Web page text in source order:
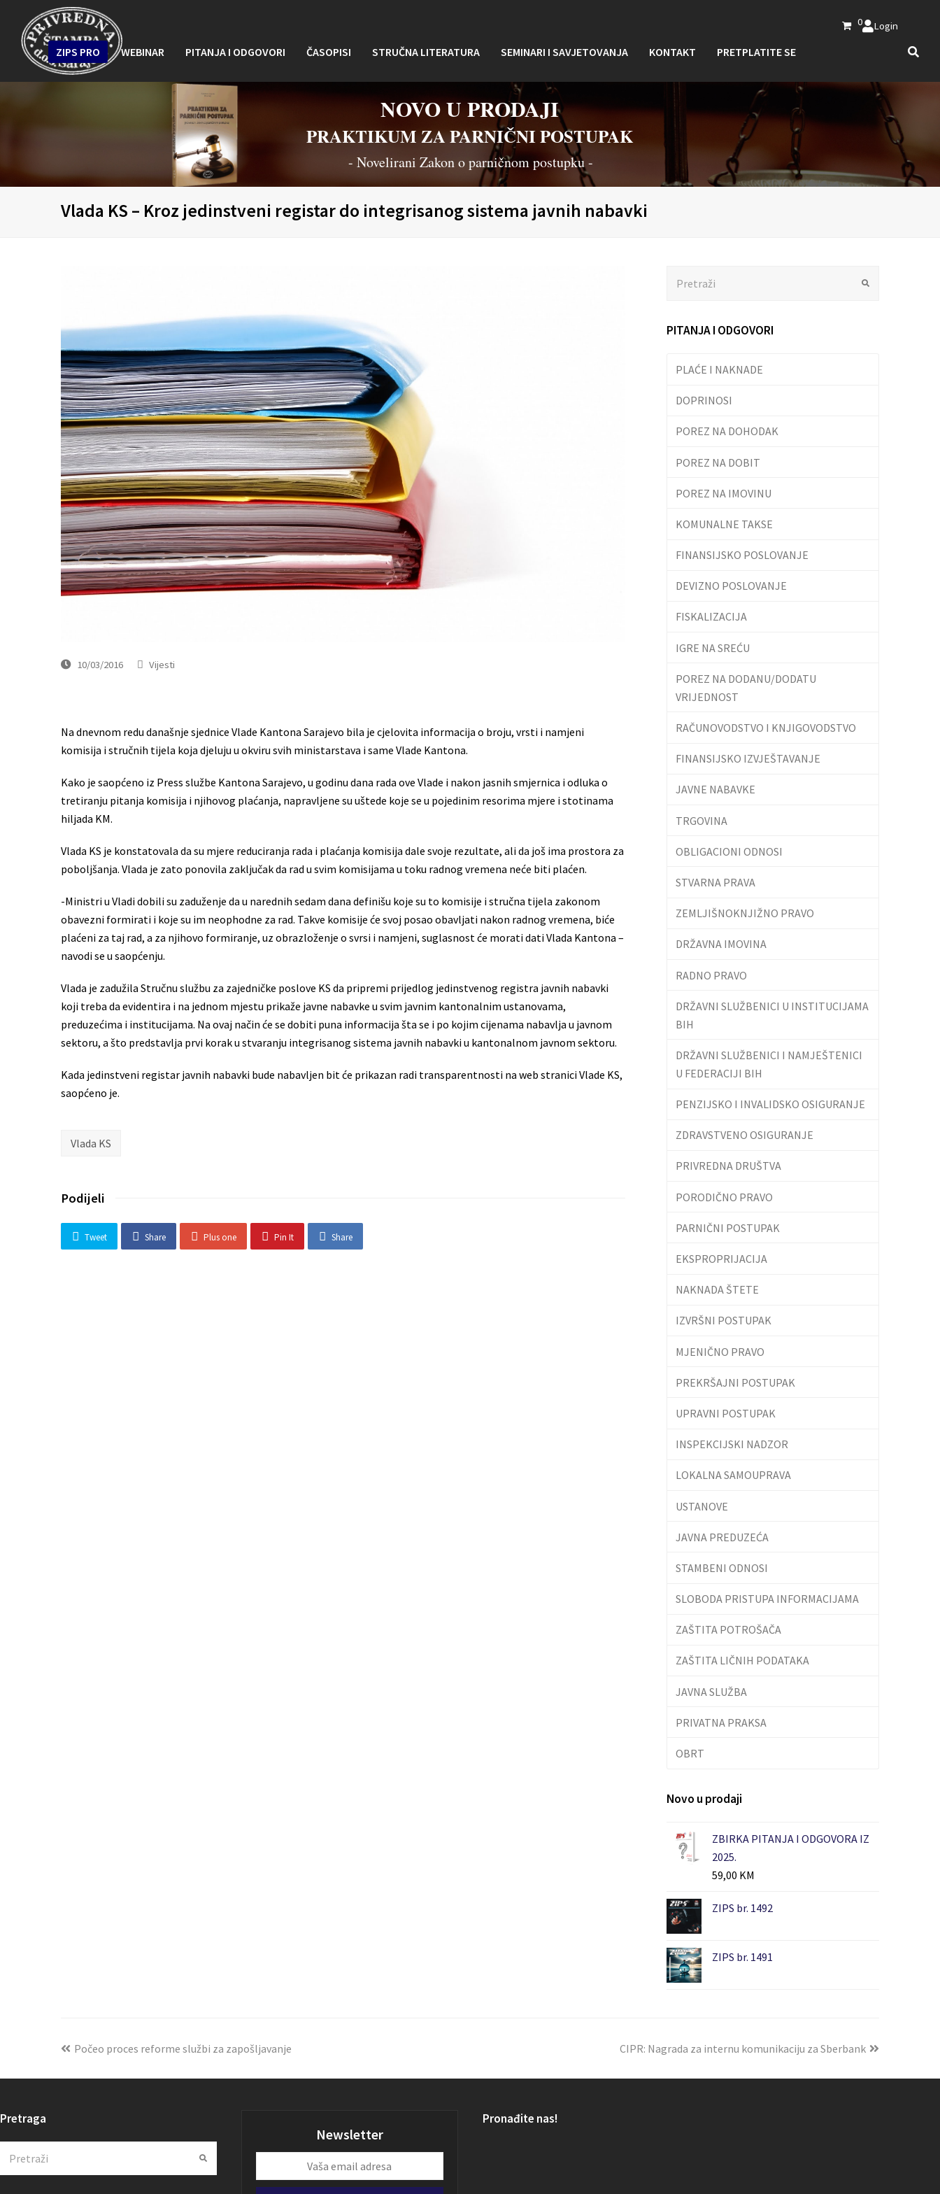
0 Login
ZIPS PRO WEBINAR PITANJA I ODGOVORI ČASOPISI STRUČNA LITERATURA SEMINARI I SAVJETOVANJA KONTAKT PRETPLATITE SE
NOVO U PRODAJI
PRAKTIKUM ZA PARNIČNI POSTUPAK
- Novelirani Zakon o parničnom postupku -
Vlada KS – Kroz jedinstveni registar do integrisanog sistema javnih nabavki
10/03/2016 Vijesti
Na dnevnom redu današnje sjednice Vlade Kantona Sarajevo bila je cjelovita informacija o broju, vrsti i namjeni
komisija i stručnih tijela koja djeluju u okviru svih ministarstava i same Vlade Kantona.
Kako je saopćeno iz Press službe Kantona Sarajevo, u godinu dana rada ove Vlade i nakon jasnih smjernica i odluka o
tretiranju pitanja komisija i njihovog plaćanja, napravljene su uštede koje se u pojedinim resorima mjere i stotinama
hiljada KM.
Vlada KS je konstatovala da su mjere reduciranja rada i plaćanja komisija dale svoje rezultate, ali da još ima prostora za
poboljšanja. Vlada je zato ponovila zaključak da rad u svim komisijama u toku radnog vremena neće biti plaćen.
-Ministri u Vladi dobili su zaduženje da u narednih sedam dana definišu koje su to komisije i stručna tijela zakonom
obavezni formirati i koje su im neophodne za rad. Takve komisije će svoj posao obavljati nakon radnog vremena, biće
plaćeni za taj rad, a za njihovo formiranje, uz obrazloženje o svrsi i namjeni, suglasnost će morati dati Vlada Kantona –
navodi se u saopćenju.
Vlada je zadužila Stručnu službu za zajedničke poslove KS da pripremi prijedlog jedinstvenog registra javnih nabavki
koji treba da evidentira i na jednom mjestu prikaže javne nabavke u svim javnim kantonalnim ustanovama,
preduzećima i institucijama. Na ovaj način će se dobiti puna informacija šta se i po kojim cijenama nabavlja u javnom
sektoru, a što predstavlja prvi korak u stvaranju integrisanog sistema javnih nabavki u kantonalnom javnom sektoru.
Kada jedinstveni registar javnih nabavki bude nabavljen bit će prikazan radi transparentnosti na web stranici Vlade KS,
saopćeno je.
Vlada KS
Podijeli
Tweet Share Plus one Pin It Share
PITANJA I ODGOVORI
PLAĆE I NAKNADE
DOPRINOSI
POREZ NA DOHODAK
POREZ NA DOBIT
POREZ NA IMOVINU
KOMUNALNE TAKSE
FINANSIJSKO POSLOVANJE
DEVIZNO POSLOVANJE
FISKALIZACIJA
IGRE NA SREĆU
POREZ NA DODANU/DODATU
VRIJEDNOST
RAČUNOVODSTVO I KNJIGOVODSTVO
FINANSIJSKO IZVJEŠTAVANJE
JAVNE NABAVKE
TRGOVINA
OBLIGACIONI ODNOSI
STVARNA PRAVA
ZEMLJIŠNOKNJIŽNO PRAVO
DRŽAVNA IMOVINA
RADNO PRAVO
DRŽAVNI SLUŽBENICI U INSTITUCIJAMA
BIH
DRŽAVNI SLUŽBENICI I NAMJEŠTENICI
U FEDERACIJI BIH
PENZIJSKO I INVALIDSKO OSIGURANJE
ZDRAVSTVENO OSIGURANJE
PRIVREDNA DRUŠTVA
PORODIČNO PRAVO
PARNIČNI POSTUPAK
EKSPROPRIJACIJA
NAKNADA ŠTETE
IZVRŠNI POSTUPAK
MJENIČNO PRAVO
PREKRŠAJNI POSTUPAK
UPRAVNI POSTUPAK
INSPEKCIJSKI NADZOR
LOKALNA SAMOUPRAVA
USTANOVE
JAVNA PREDUZEĆA
STAMBENI ODNOSI
SLOBODA PRISTUPA INFORMACIJAMA
ZAŠTITA POTROŠAČA
ZAŠTITA LIČNIH PODATAKA
JAVNA SLUŽBA
PRIVATNA PRAKSA
OBRT
Novo u prodaji
ZBIRKA PITANJA I ODGOVORA IZ
2025.
59,00 KM
ZIPS br. 1492
ZIPS br. 1491
Počeo proces reforme službi za zapošljavanje CIPR: Nagrada za internu komunikaciju za Sberbank
Pretraga
Submit
Newsletter
email
Pronađite nas!